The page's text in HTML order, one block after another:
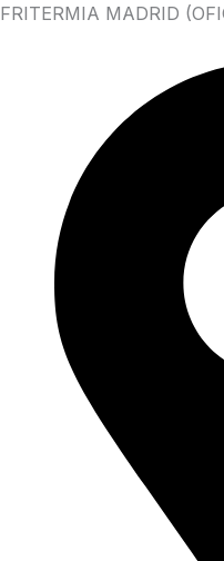
FRITERMIA MADRID